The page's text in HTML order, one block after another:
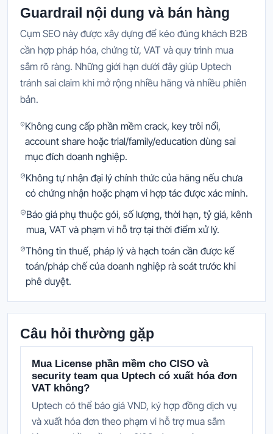
Guardrail nội dung và bán hàng
Cụm SEO này được xây dựng để kéo đúng khách B2B
cần hợp pháp hóa, chứng từ, VAT và quy trình mua
sắm rõ ràng. Những giới hạn dưới đây giúp Uptech
tránh sai claim khi mở rộng nhiều hãng và nhiều phiên
bản.
Không cung cấp phần mềm crack, key trôi nổi,
account share hoặc trial/family/education dùng sai
mục đích doanh nghiệp.
Không tự nhận đại lý chính thức của hãng nếu chưa
có chứng nhận hoặc phạm vi hợp tác được xác minh.
Báo giá phụ thuộc gói, số lượng, thời hạn, tỷ giá, kênh
mua, VAT và phạm vi hỗ trợ tại thời điểm xử lý.
Thông tin thuế, pháp lý và hạch toán cần được kế
toán/pháp chế của doanh nghiệp rà soát trước khi
phê duyệt.
Câu hỏi thường gặp
Mua License phần mềm cho CISO và
security team qua Uptech có xuất hóa đơn
VAT không?
Uptech có thể báo giá VND, ký hợp đồng dịch vụ
và xuất hóa đơn theo phạm vi hỗ trợ mua sắm